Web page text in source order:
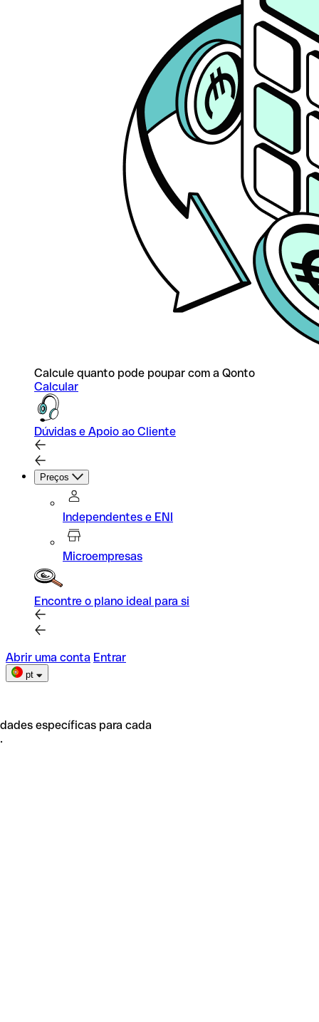
Calcule quanto pode poupar com a Qonto
Calcular
Dúvidas e Apoio ao Cliente
Preços
Independentes e ENI
Microempresas
Encontre o plano ideal para si
Abrir uma conta Entrar
pt
específicas para cada